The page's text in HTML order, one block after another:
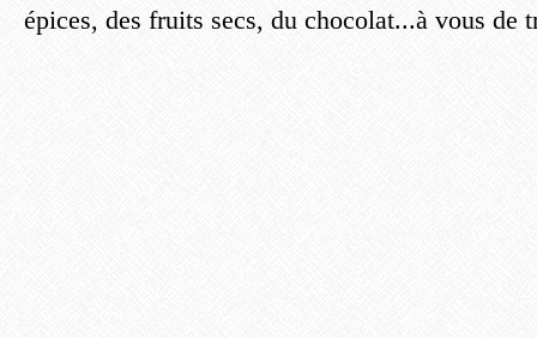
épices, des fruits secs, du chocolat...à vous de